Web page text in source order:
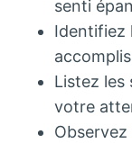
senti
Identifiez
Listez les
votre